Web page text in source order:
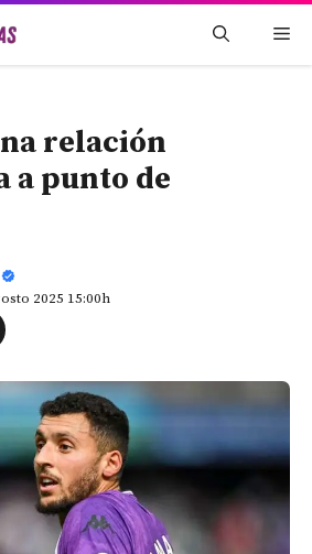
relación
a punto de
2025 15:00h